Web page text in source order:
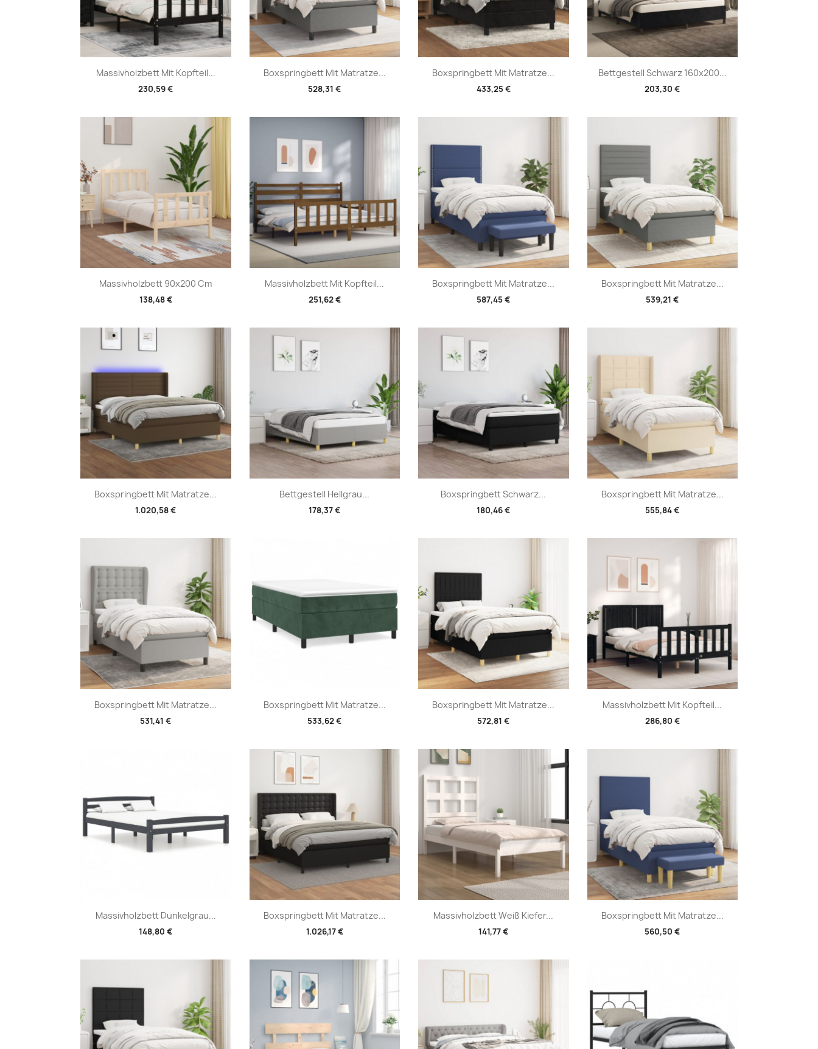
Massivholzbett Mit Kopfteil...
230,59 €
Vorschau Boxspringbett Mit Matratze...
528,31 €
Vorschau Boxspringbett Mit Matratze...
433,25 €
Vorschau Bettgestell Schwarz 160x200...
203,30 €
Vorschau
Massivholzbett 90x200 Cm
138,48 €
Vorschau Massivholzbett Mit Kopfteil...
251,62 €
Vorschau Boxspringbett Mit Matratze...
587,45 €
Vorschau Boxspringbett Mit Matratze...
539,21 €
Vorschau
Boxspringbett Mit Matratze...
1.020,58 €
Vorschau Bettgestell Hellgrau...
178,37 €
Vorschau Boxspringbett Schwarz...
180,46 €
Vorschau Boxspringbett Mit Matratze...
555,84 €
Vorschau
Boxspringbett Mit Matratze...
531,41 €
Vorschau Boxspringbett Mit Matratze...
533,62 €
Vorschau Boxspringbett Mit Matratze...
572,81 €
Vorschau Massivholzbett Mit Kopfteil...
286,80 €
Vorschau
Massivholzbett Dunkelgrau...
148,80 €
Vorschau Boxspringbett Mit Matratze...
1.026,17 €
Vorschau Massivholzbett Weiß Kiefer...
141,77 €
Vorschau Boxspringbett Mit Matratze...
560,50 €
Vorschau